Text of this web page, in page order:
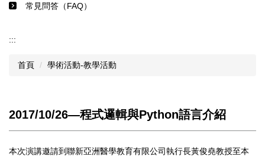
常見問答（FAQ）
:::
首頁 學術活動-教學活動
2017/10/26―程式邏輯與Python語言介紹
本次演講邀請到聯新亞洲醫學教育有限公司執行長黃俊堯教授至本